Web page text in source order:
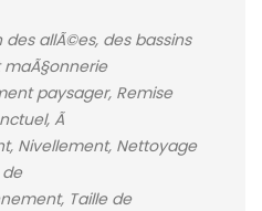
allÃ©es, des bassins
paysager, Remise
Ã
Nivellement, Nettoyage
Taille de